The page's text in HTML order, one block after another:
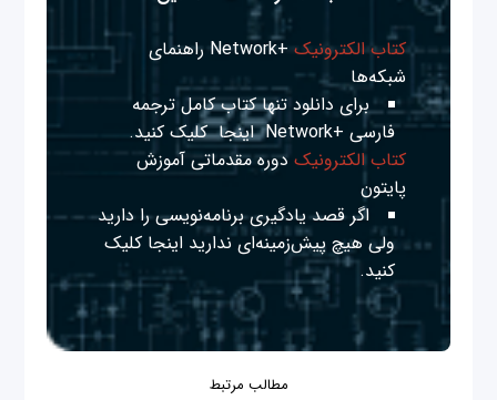
کتاب الکترونیک
+Network راهنمای
شبکه‌ها
برای دانلود تنها کتاب کامل ترجمه
فارسی +Network
اینجا کلیک کنید.
کتاب الکترونیک دوره مقدماتی آموزش
پایتون
اگر قصد یادگیری برنامه‌نویسی را دارید
ولی هیچ پیش‌زمینه‌ای نداریداینجا کلیک
کنید.
مطالب مرتبط